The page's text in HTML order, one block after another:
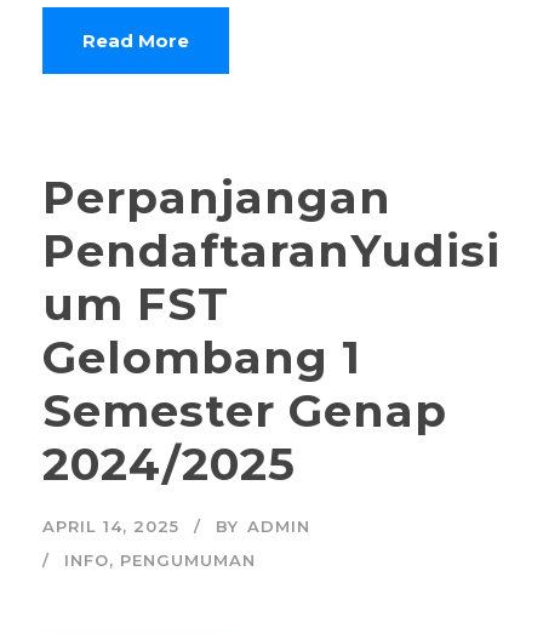
Read More
Perpanjangan
PendaftaranYudisi
um FST
Gelombang 1
Semester Genap
2024/2025
APRIL 14, 2025 BY ADMIN
INFO, PENGUMUMAN